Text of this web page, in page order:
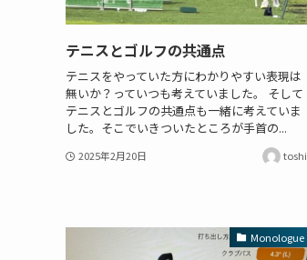
テニスとゴルフの共通点
テニスをやっていた方にわかりやすい表現は
無いか？っていつも考えていました。 そして
テニスとゴルフの共通点も一緒に考えていま
した。そこでいきついたところが手首の...
2025年2月20日 toshi
Monologue